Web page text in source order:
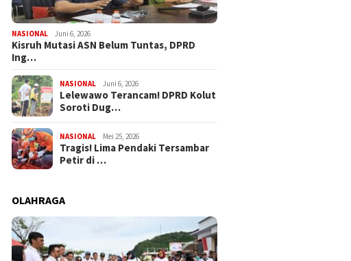
NASIONAL Juni 6, 2026
Kisruh Mutasi ASN Belum Tuntas, DPRD
Ing…
NASIONAL Juni 6, 2026
Lelewawo Terancam! DPRD Kolut
Soroti Dug…
NASIONAL Mei 25, 2026
Tragis! Lima Pendaki Tersambar
Petir di …
OLAHRAGA